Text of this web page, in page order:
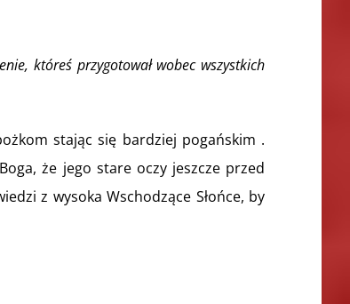
któreś przygotował wobec wszystkich
stając się bardziej pogańskim .
że jego stare oczy jeszcze przed
z wysoka Wschodzące Słońce, by